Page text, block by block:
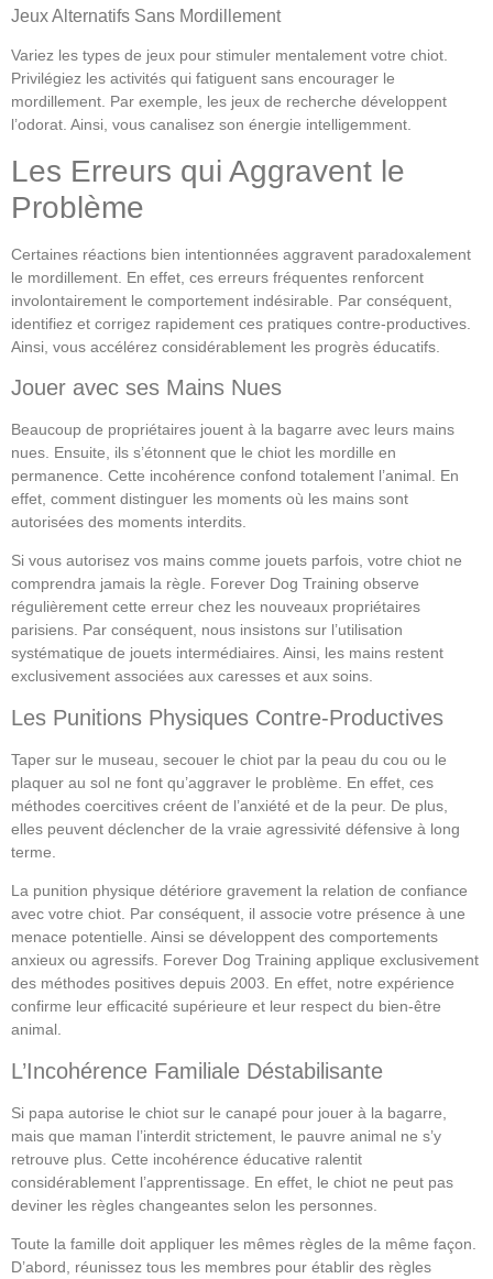
Jeux Alternatifs Sans Mordillement
Variez les types de jeux pour stimuler mentalement votre chiot.
Privilégiez les activités qui fatiguent sans encourager le
mordillement. Par exemple, les jeux de recherche développent
l’odorat. Ainsi, vous canalisez son énergie intelligemment.
Les Erreurs qui Aggravent le
Problème
Certaines réactions bien intentionnées aggravent paradoxalement
le mordillement. En effet, ces erreurs fréquentes renforcent
involontairement le comportement indésirable. Par conséquent,
identifiez et corrigez rapidement ces pratiques contre-productives.
Ainsi, vous accélérez considérablement les progrès éducatifs.
Jouer avec ses Mains Nues
Beaucoup de propriétaires jouent à la bagarre avec leurs mains
nues. Ensuite, ils s’étonnent que le chiot les mordille en
permanence. Cette incohérence confond totalement l’animal. En
effet, comment distinguer les moments où les mains sont
autorisées des moments interdits.
Si vous autorisez vos mains comme jouets parfois, votre chiot ne
comprendra jamais la règle. Forever Dog Training observe
régulièrement cette erreur chez les nouveaux propriétaires
parisiens. Par conséquent, nous insistons sur l’utilisation
systématique de jouets intermédiaires. Ainsi, les mains restent
exclusivement associées aux caresses et aux soins.
Les Punitions Physiques Contre-Productives
Taper sur le museau, secouer le chiot par la peau du cou ou le
plaquer au sol ne font qu’aggraver le problème. En effet, ces
méthodes coercitives créent de l’anxiété et de la peur. De plus,
elles peuvent déclencher de la vraie agressivité défensive à long
terme.
La punition physique détériore gravement la relation de confiance
avec votre chiot. Par conséquent, il associe votre présence à une
menace potentielle. Ainsi se développent des comportements
anxieux ou agressifs. Forever Dog Training applique exclusivement
des méthodes positives depuis 2003. En effet, notre expérience
confirme leur efficacité supérieure et leur respect du bien-être
animal.
L’Incohérence Familiale Déstabilisante
Si papa autorise le chiot sur le canapé pour jouer à la bagarre,
mais que maman l’interdit strictement, le pauvre animal ne s’y
retrouve plus. Cette incohérence éducative ralentit
considérablement l’apprentissage. En effet, le chiot ne peut pas
deviner les règles changeantes selon les personnes.
Toute la famille doit appliquer les mêmes règles de la même façon.
D’abord, réunissez tous les membres pour établir des règles